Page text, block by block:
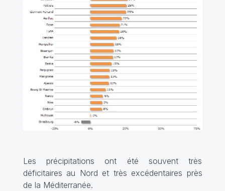
Les précipitations ont été souvent très
déficitaires au Nord et très excédentaires près
de la Méditerranée.